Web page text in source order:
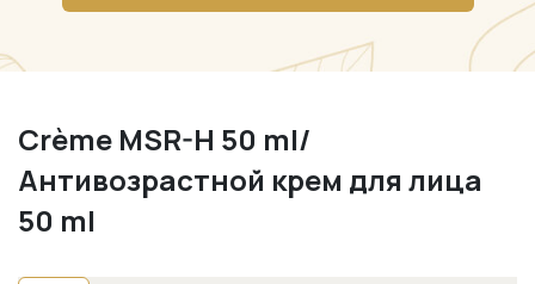
Crème MSR-H 50 ml/
Антивозрастной крем для лица
50 ml